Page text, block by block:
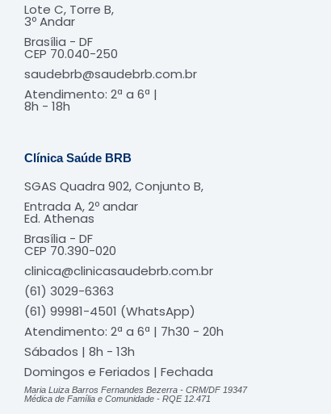
Lote C, Torre B,
3º Andar
Brasília - DF
CEP 70.040-250
saudebrb@saudebrb.com.br
Atendimento: 2ª a 6ª |
8h - 18h​
Clínica Saúde BRB
SGAS Quadra 902, Conjunto B,
Entrada A, 2º andar
Ed. Athenas
Brasília - DF
CEP 70.390-020
clinica@clinicasaudebrb.com.br
(61) 3029-6363
(61) 99981-4501 (WhatsApp)
Atendimento: 2ª a 6ª | 7h30 - 20h
Sábados | 8h - 13h
Domingos e Feriados | Fechada​
Maria Luiza Barros Fernandes Bezerra - CRM/DF 19347
Médica de Família e Comunidade - RQE 12.471